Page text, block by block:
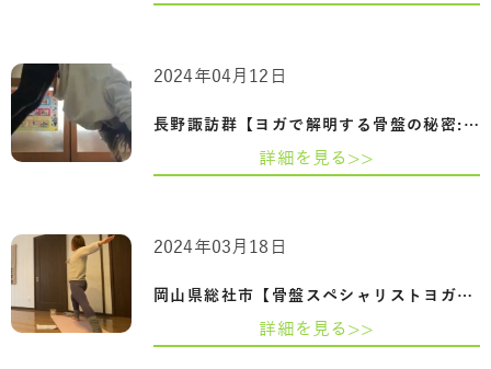
長野諏訪群【ヨガで解明する骨盤の秘密:妊…
2024年04月12日
詳細を見る>>
岡山県総社市【骨盤スペシャリストヨガ資…
2024年03月18日
詳細を見る>>